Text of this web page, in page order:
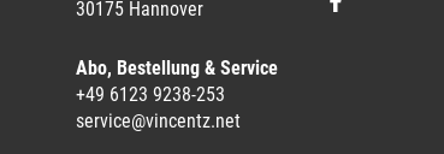
30175 Hannover
Abo, Bestellung & Service
+49 6123 9238-253
service@vincentz.net